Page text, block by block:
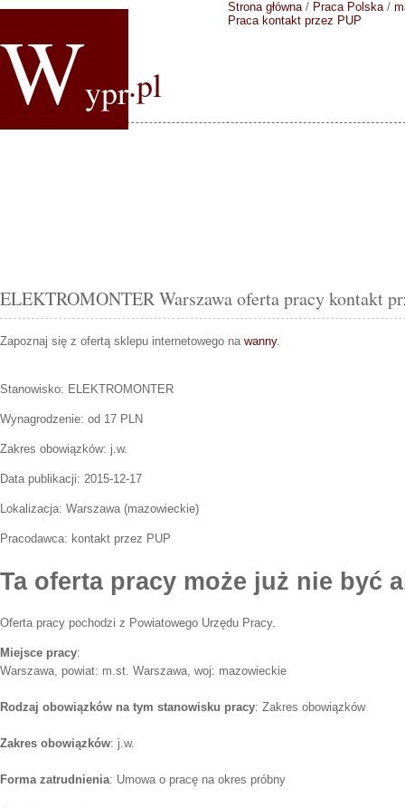
Wypr.pl
Strona główna/ Praca Polska/
Praca kontakt przez PUP
ELEKTROMONTER Warszawa oferta pracy kontakt
Zapoznaj się z ofertą sklepu internetowego na wanny.
Stanowisko: ELEKTROMONTER
Wynagrodzenie: od 17 PLN
Zakres obowiązków: j.w.
Data publikacji: 2015-12-17
Lokalizacja: Warszawa(mazowieckie)
Pracodawca: kontakt przez PUP
Ta oferta pracy może już nie być
Oferta pracy pochodzi z Powiatowego Urzędu Pracy.
Miejsce pracy:
Warszawa, powiat: m.st. Warszawa, woj: mazowieckie
Rodzaj obowiązków na tym stanowisku pracy: Zakres obowiązków
Zakres obowiązków: j.w.
Forma zatrudnienia: Umowa o pracę na okres próbny